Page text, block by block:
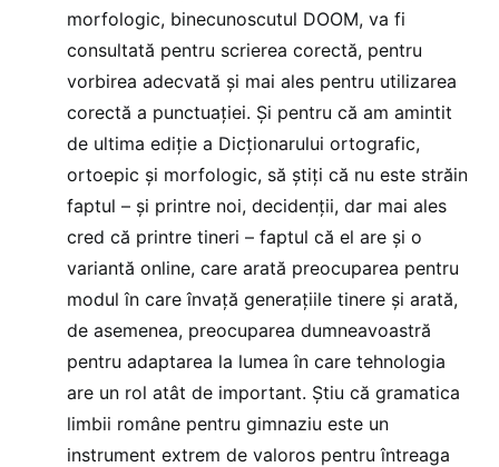
morfologic, binecunoscutul DOOM, va fi
consultată pentru scrierea corectă, pentru
vorbirea adecvată și mai ales pentru utilizarea
corectă a punctuației. Și pentru că am amintit
de ultima ediție a Dicționarului ortografic,
ortoepic și morfologic, să știți că nu este străin
faptul – și printre noi, decidenții, dar mai ales
cred că printre tineri – faptul că el are și o
variantă online, care arată preocuparea pentru
modul în care învață generațiile tinere și arată,
de asemenea, preocuparea dumneavoastră
pentru adaptarea la lumea în care tehnologia
are un rol atât de important. Știu că gramatica
limbii române pentru gimnaziu este un
instrument extrem de valoros pentru întreaga